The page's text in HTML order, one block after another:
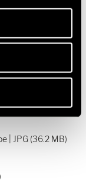
| JPG
| JPG (36.2 MB)